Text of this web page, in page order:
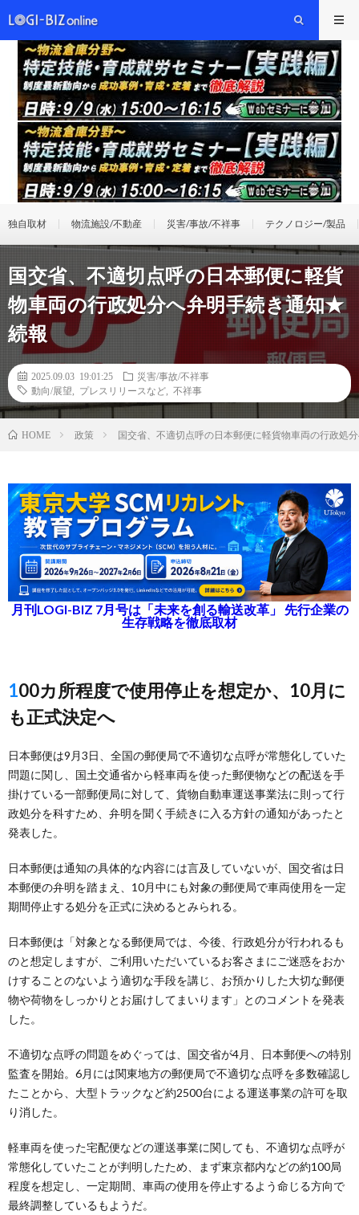
独自取材 物流施設/不動産 災害/事故/不祥事 テクノロジー/製品
国交省、不適切点呼の日本郵便に軽貨
物車両の行政処分へ弁明手続き通知★
続報
2025.09.03 19:01:25
災害/事故/不祥事
動向/展望
プレスリリースなど 不祥事
HOME 政策 国交省、不適切点呼の日本郵便に軽貨物車両の行政処
月刊LOGI-BIZ 7月号は「未来を創る輸送改革」 先行企業の
生存戦略を徹底取材
100カ所程度で使用停止を想定か、10月に
も正式決定へ
日本郵便は9月3日、全国の郵便局で不適切な点呼が常態化していた
問題に関し、国土交通省から軽車両を使った郵便物などの配送を手
掛けている一部郵便局に対して、貨物自動車運送事業法に則って行
政処分を科すため、弁明を聞く手続きに入る方針の通知があったと
発表した。
日本郵便は通知の具体的な内容には言及していないが、国交省は日
本郵便の弁明を踏まえ、10月中にも対象の郵便局で車両使用を一定
期間停止する処分を正式に決めるとみられる。
日本郵便は「対象となる郵便局では、今後、行政処分が行われるも
のと想定しますが、ご利用いただいているお客さまにご迷惑をおか
けすることのないよう適切な手段を講じ、お預かりした大切な郵便
物や荷物をしっかりとお届けしてまいります」とのコメントを発表
した。
不適切な点呼の問題をめぐっては、国交省が4月、日本郵便への特別
監査を開始。6月には関東地方の郵便局で不適切な点呼を多数確認し
たことから、大型トラックなど約2500台による運送事業の許可を取
り消した。
軽車両を使った宅配便などの運送事業に関しても、不適切な点呼が
常態化していたことが判明したため、まず東京都内などの約100局
程度を想定し、一定期間、車両の使用を停止するよう命じる方向で
最終調整しているもようだ。